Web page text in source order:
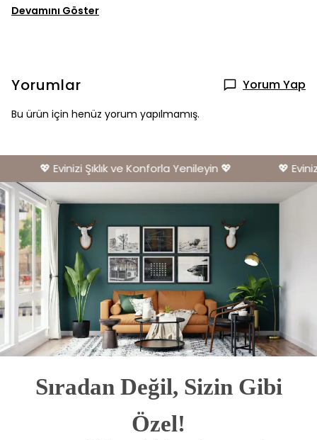
Devamını Göster
Yorumlar Yorum Yap
Bu ürün için henüz yorum yapılmamış.
💖 Evinizi Şıklık ve Konforla Yenileyin 💖 💖
Sıradan Değil, Sizin Gibi
Özel!